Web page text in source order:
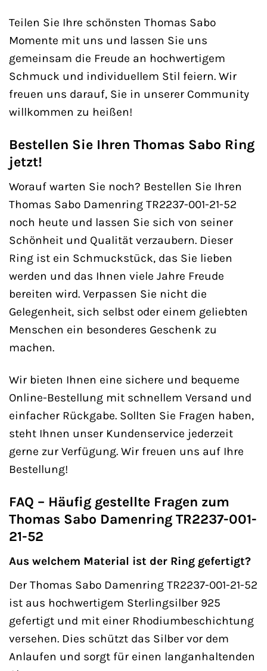
Teilen Sie Ihre schönsten Thomas Sabo
Momente mit uns und lassen Sie uns
gemeinsam die Freude an hochwertigem
Schmuck und individuellem Stil feiern. Wir
freuen uns darauf, Sie in unserer Community
willkommen zu heißen!
Bestellen Sie Ihren Thomas Sabo Ring
jetzt!
Worauf warten Sie noch? Bestellen Sie Ihren
Thomas Sabo Damenring TR2237-001-21-52
noch heute und lassen Sie sich von seiner
Schönheit und Qualität verzaubern. Dieser
Ring ist ein Schmuckstück, das Sie lieben
werden und das Ihnen viele Jahre Freude
bereiten wird. Verpassen Sie nicht die
Gelegenheit, sich selbst oder einem geliebten
Menschen ein besonderes Geschenk zu
machen.
Wir bieten Ihnen eine sichere und bequeme
Online-Bestellung mit schnellem Versand und
einfacher Rückgabe. Sollten Sie Fragen haben,
steht Ihnen unser Kundenservice jederzeit
gerne zur Verfügung. Wir freuen uns auf Ihre
Bestellung!
FAQ – Häufig gestellte Fragen zum
Thomas Sabo Damenring TR2237-001-
21-52
Aus welchem Material ist der Ring gefertigt?
Der Thomas Sabo Damenring TR2237-001-21-52
ist aus hochwertigem Sterlingsilber 925
gefertigt und mit einer Rhodiumbeschichtung
versehen. Dies schützt das Silber vor dem
Anlaufen und sorgt für einen langanhaltenden